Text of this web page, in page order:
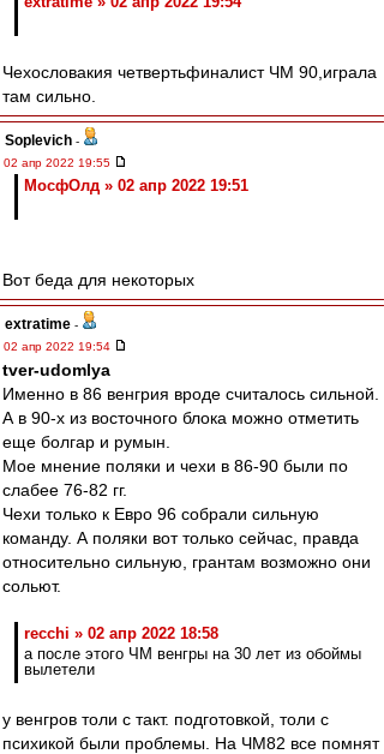
Чехословакия четвертьфиналист ЧМ 90,играла
там сильно.
Soplevich -
02 апр 2022 19:55
МосфОлд » 02 апр 2022 19:51
Вот беда для некоторых
extratime -
02 апр 2022 19:54
tver-udomlya
Именно в 86 венгрия вроде считалось сильной.
А в 90-х из восточного блока можно отметить
еще болгар и румын.
Мое мнение поляки и чехи в 86-90 были по
слабее 76-82 гг.
Чехи только к Евро 96 собрали сильную
команду. А поляки вот только сейчас, правда
относительно сильную, грантам возможно они
сольют.
recchi » 02 апр 2022 18:58
а после этого ЧМ венгры на 30 лет из обоймы
вылетели
у венгров толи с такт. подготовкой, толи с
психикой были проблемы. На ЧМ82 все помнят